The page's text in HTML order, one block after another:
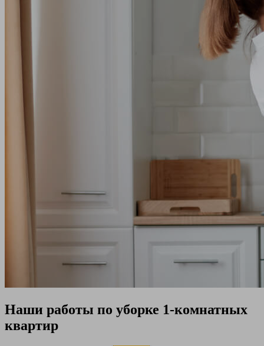
Наши работы по уборке 1-комнатных
квартир